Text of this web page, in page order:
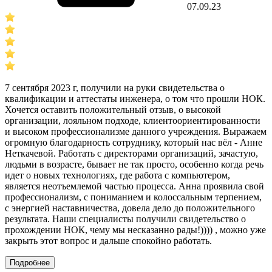
07.09.23
7 сентября 2023 г, получили на руки свидетельства о
квалификации и аттестаты инженера, о том что прошли НОК.
Хочется оставить положительный отзыв, о высокой
организации, лояльном подходе, клиентоориентированности
и высоком профессионализме данного учреждения. Выражаем
огромную благодарность сотруднику, который нас вёл - Анне
Неткачевой. Работать с директорами организаций, зачастую,
людьми в возрасте, бывает не так просто, особенно когда речь
идет о новых технологиях, где работа с компьютером,
является неотъемлемой частью процесса. Анна проявила свой
профессионализм, с пониманием и колоссальным терпением,
с энергией наставничества, довела дело до положительного
результата. Наши специалисты получили свидетельство о
прохождении НОК, чему мы несказанно рады!)))) , можно уже
закрыть этот вопрос и дальше спокойно работать.
Подробнее